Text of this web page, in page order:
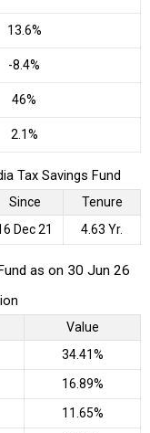
13.6%
-8.4%
46%
2.1%
Tax Savings Fund
Since
Tenure
Dec 21 4.63 Yr.
as on 30 Jun 26
Value
34.41%
16.89%
11.65%